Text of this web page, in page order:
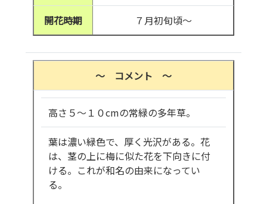
開花時期 ７月初旬頃～
～ コメント ～
高さ５～１０cmの常緑の多年草。
葉は濃い緑色で、厚く光沢がある。花
は、茎の上に梅に似た花を下向きに付
ける。これが和名の由来になってい
る。